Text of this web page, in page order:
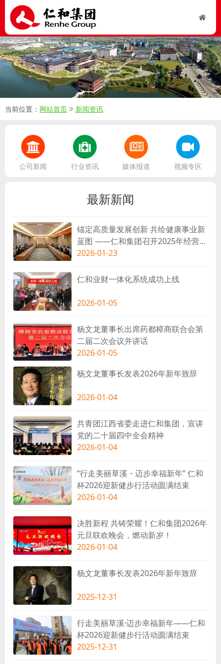
当前位置： 网站首页 新闻资讯
公司新闻 行业资讯 媒体报道 视频专区
最新新闻
锚定高质量发展创新 共绘健康事业新
蓝图 ——仁和集团召开2025年经营工
作总结暨2026年经营计划会议
2026-01-23
仁和业财一体化系统成功上线
2026-01-05
杨文龙董事长出席药都樟商联合会第
二届二次会议并讲话
2026-01-05
杨文龙董事长发表2026年新年致辞
2026-01-04
共青团江西省委走进仁和集团，宣讲
党的二十届四中全会精神
2026-01-04
“行走美丽草溪・迈步幸福新年” 仁和
杯2026迎新健步行活动圆满结束
2026-01-04
决胜新程 共铸荣耀！仁和集团2026年
元旦联欢晚会，燃动新岁！
2026-01-04
杨文龙董事长发表2026年新年致辞
2025-12-31
行走美丽草溪·迈步幸福新年——仁和
杯2026迎新健步行活动圆满结束
2025-12-31